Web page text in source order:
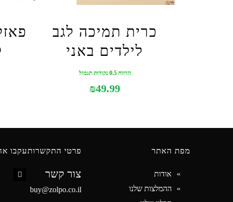
כרית תמיכה לגב
לילדים באני
הרווח 0.5 נקודות תגמול
₪49.99
מפת האתר
אודות
ההמלצות שלנו
פרטי התקשרות
צור קשר
buy@zolpo.co.il
עקבו